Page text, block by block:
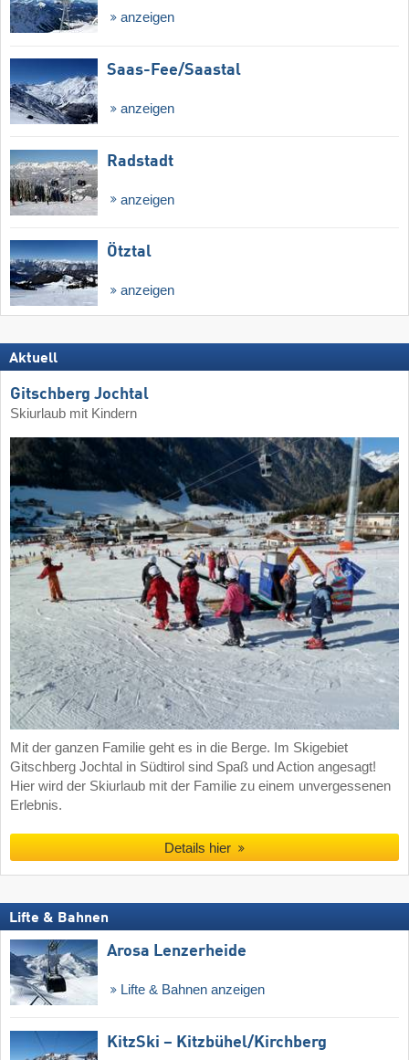
anzeigen
Saas-Fee/​Saastal
anzeigen
Radstadt
anzeigen
Ötztal
anzeigen
Aktuell
Gitschberg Jochtal
Skiurlaub mit Kindern
Mit der ganzen Familie geht es in die Berge. Im Skigebiet
Gitschberg Jochtal in Südtirol sind Spaß und Action angesagt!
Hier wird der Skiurlaub mit der Familie zu einem unvergessenen
Erlebnis.
Details hier
Lifte & Bahnen
Arosa Lenzerheide
Lifte & Bahnen anzeigen
KitzSki – Kitzbühel/​Kirchberg